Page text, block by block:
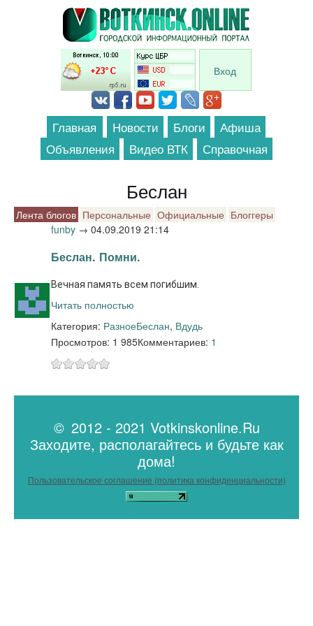
Перейти к основному содержанию
Вход
Главная Новости Блоги
Афиша
Объявления
Видео ВТК Справочная
Беслан
Лента блогов Персональные Официальные Блоггеры
funby → 04.09.2019 21:14
Беслан. Помни.
Вечная память всем погибшим.
Читать полностью
Категория: РазноеБеслан, Вдудь
Просмотров: 1 985Комментариев: 1
© 2012 - 2021 Votkinskonline.Ru
Заходите, располагайтесь и будьте как
дома!
Пользовательское соглашение (политика конфиденциальности)